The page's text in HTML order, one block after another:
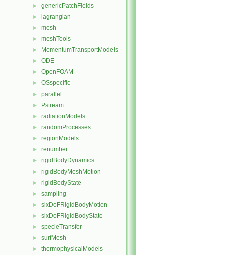
► genericPatchFields
► lagrangian
► mesh
► meshTools
► MomentumTransportModels
► ODE
► OpenFOAM
► OSspecific
► parallel
► Pstream
► radiationModels
► randomProcesses
► regionModels
► renumber
► rigidBodyDynamics
► rigidBodyMeshMotion
► rigidBodyState
► sampling
► sixDoFRigidBodyMotion
► sixDoFRigidBodyState
► specieTransfer
► surfMesh
► thermophysicalModels